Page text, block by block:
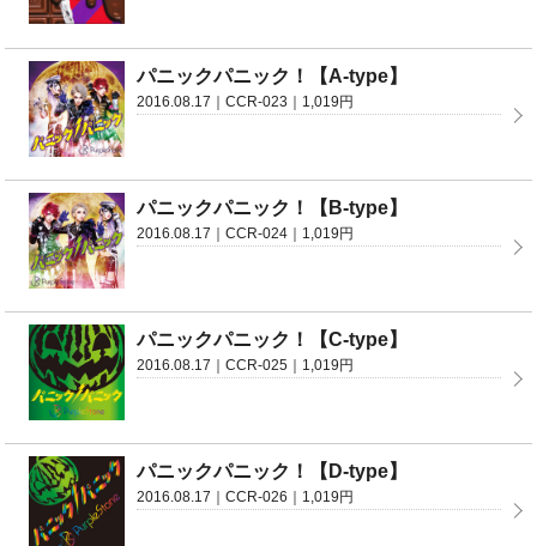
パニックパニック！【A-type】
2016.08.17｜CCR-023｜1,019円
パニックパニック！【B-type】
2016.08.17｜CCR-024｜1,019円
パニックパニック！【C-type】
2016.08.17｜CCR-025｜1,019円
パニックパニック！【D-type】
2016.08.17｜CCR-026｜1,019円